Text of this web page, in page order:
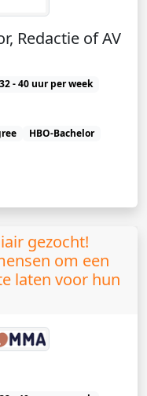
Redactie of AV
32 - 40 uur per week
HBO-Bachelor
gezocht!
om een
laten voor hun